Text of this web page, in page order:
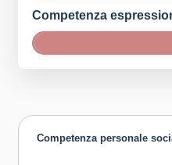
Competenza
Competenza personale